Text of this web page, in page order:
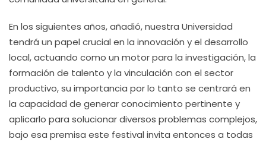
En los siguientes años, añadió, nuestra Universidad
tendrá un papel crucial en la innovación y el desarrollo
local, actuando como un motor para la investigación, la
formación de talento y la vinculación con el sector
productivo, su importancia por lo tanto se centrará en
la capacidad de generar conocimiento pertinente y
aplicarlo para solucionar diversos problemas complejos,
bajo esa premisa este festival invita entonces a todas